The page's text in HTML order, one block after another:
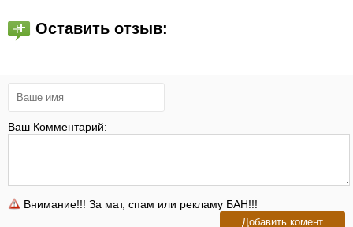
Оставить отзыв:
Ваш Комментарий:
Внимание!!! За мат, спам или рекламу БАН!!!